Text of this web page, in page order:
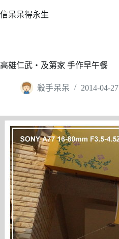
至
容
信呆呆得永生
高雄仁武‧及第家 手作早午餐
殺手呆呆 2014-04-27